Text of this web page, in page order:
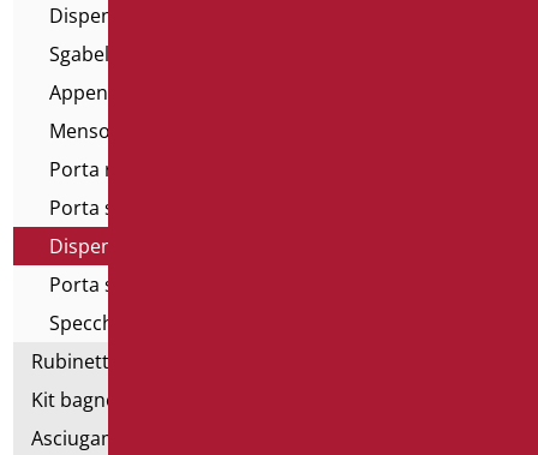
Dispenser salviette
Sgabelli e sedili vasca
Appendini
Mensole
Porta rotolo
Porta sapone
Dispenser sapone
Porta scopino
Specchi ingranditori
Rubinetteria
Kit bagno a norma
Asciugamani elettrici